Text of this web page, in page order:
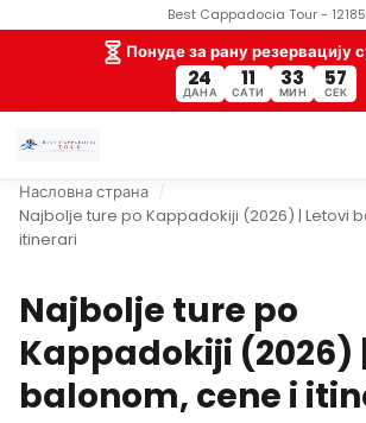
Best Cappadocia Tour - 12185
Понуде за рану резервацију
24
ДАНА
11
САТИ
33
МИН
56
СЕК
Насловна страна
Najbolje ture po Kappadokiji (2026) | Letovi
itinerari
Najbolje ture po
Kappadokiji (2026)
balonom, cene i